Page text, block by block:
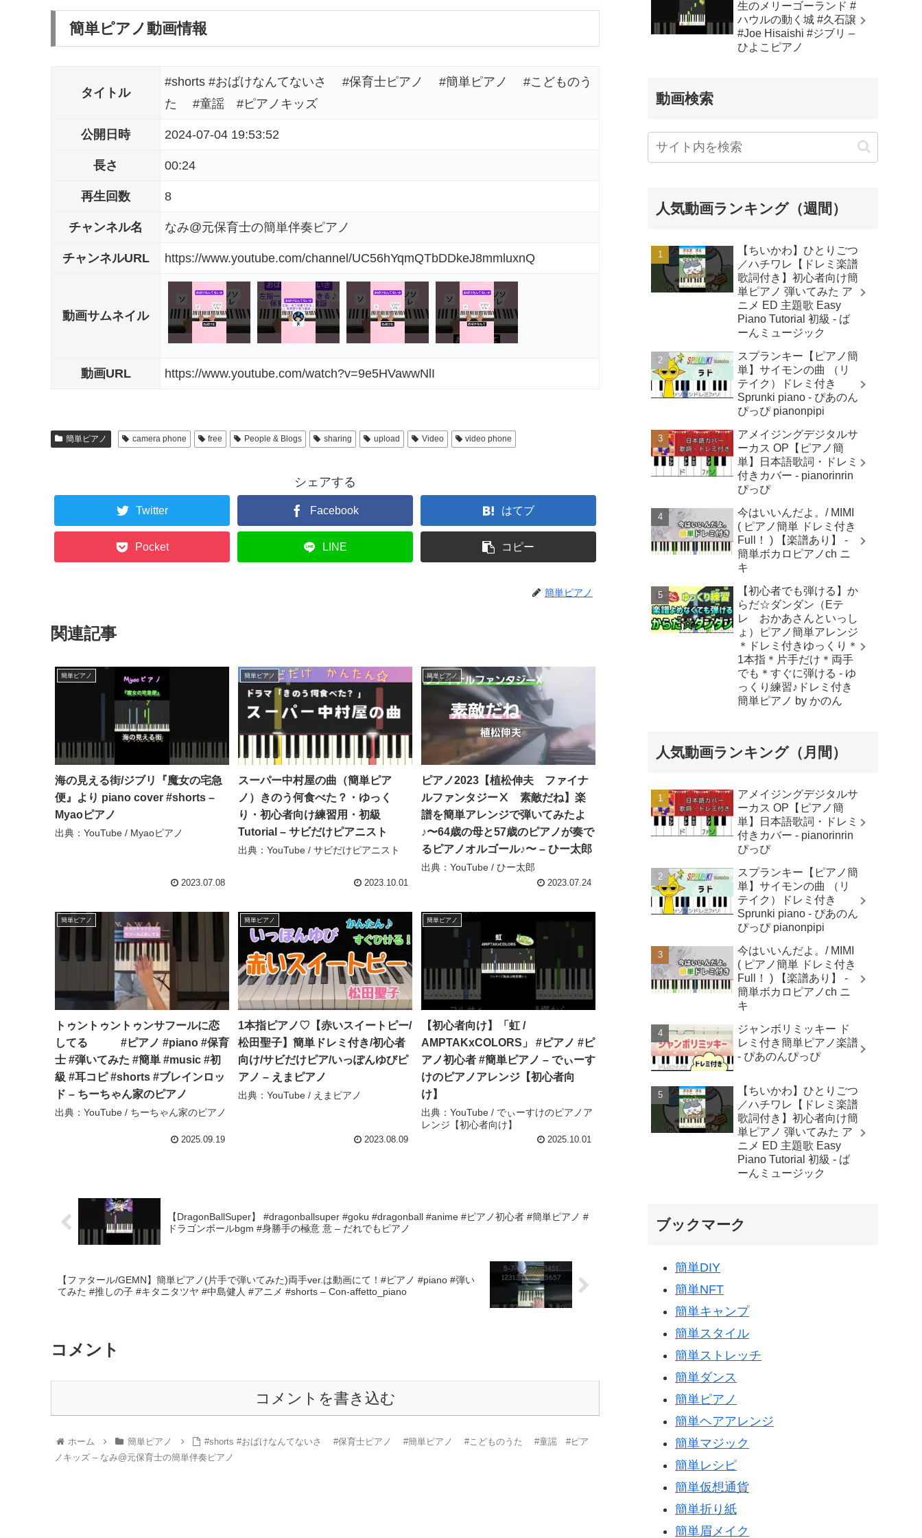
簡単ピアノ動画情報
タイトル
#shorts #おばけなんてないさ #保育士ピアノ #簡単ピアノ #こどものう
た #童謡 #ピアノキッズ
公開日時 2024-07-04 19:53:52
長さ 00:24
再生回数 8
チャンネル名 なみ@元保育士の簡単伴奏ピアノ
チャンネルURL https://www.youtube.com/channel/UC56hYqmQTbDDkeJ8mmluxnQ
動画サムネイル
動画URL https://www.youtube.com/watch?v=9e5HVawwNlI
簡単ピアノ camera phone free People & Blogs sharing upload Video video phone
シェアする
Twitter Facebook はてブ
Pocket LINE コピー
簡単ピアノ
関連記事
簡単ピアノ
海の見える街/ジブリ『魔女の宅急
便』より piano cover #shorts –
Myaoピアノ
出典：YouTube / Myaoピアノ
2023.07.08
簡単ピアノ
スーパー中村屋の曲（簡単ピア
ノ）きのう何食べた？・ゆっく
り・初心者向け練習用・初級
Tutorial – サビだけピアニスト
出典：YouTube / サビだけピアニスト
2023.10.01
簡単ピアノ
ピアノ2023【植松伸夫 ファイナ
ルファンタジーⅩ 素敵だね】楽
譜を簡単アレンジで弾いてみたよ
♪〜64歳の母と57歳のピアノが奏で
るピアノオルゴール♪〜 – ひー太郎
出典：YouTube / ひー太郎
2023.07.24
簡単ピアノ
トゥントゥントゥンサフールに恋
してる #ピアノ #piano #保育
士 #弾いてみた #簡単 #music #初
級 #耳コピ #shorts #ブレインロッ
ド – ちーちゃん家のピアノ
出典：YouTube / ちーちゃん家のピアノ
2025.09.19
簡単ピアノ
1本指ピアノ♡【赤いスイートピー/
松田聖子】簡単ドレミ付き/初心者
向け/サビだけピア/いっぽんゆびピ
アノ – えまピアノ
出典：YouTube / えまピアノ
2023.08.09
簡単ピアノ
【初心者向け】「虹 /
AMPTAKxCOLORS」 #ピアノ #ピ
アノ初心者 #簡単ピアノ – でぃーす
けのピアノアレンジ【初心者向
け】
出典：YouTube / でぃーすけのピアノア
レンジ【初心者向け】
2025.10.01
【DragonBallSuper】 #dragonballsuper #goku #dragonball #anime #ピアノ初心者 #簡単ピアノ #
ドラゴンボールbgm #身勝手の極意 意 – だれでもピアノ
【ファタール/GEMN】簡単ピアノ(片手で弾いてみた)両手ver.は動画にて！#ピアノ #piano #弾い
てみた #推しの子 #キタニタツヤ #中島健人 #アニメ #shorts – Con-affetto_piano
コメント
コメントを書き込む
ホーム 簡単ピアノ
#shorts #おばけなんてないさ #保育士ピアノ #簡単ピアノ #こどものうた #童謡 #ピア
ノキッズ – なみ@元保育士の簡単伴奏ピアノ
生のメリーゴーランド #
ハウルの動く城 #久石譲
#Joe Hisaishi #ジブリ –
ひよこピアノ
動画検索
人気動画ランキング（週間）
【ちいかわ】ひとりごつ
／ハチワレ【ドレミ楽譜
歌詞付き】初心者向け簡
単ピアノ 弾いてみた ア
ニメ ED 主題歌 Easy
Piano Tutorial 初級 - ば
ーんミュージック
スプランキー【ピアノ簡
単】サイモンの曲 （リ
テイク）ドレミ付き
Sprunki piano - ぴあのん
ぴっぴ pianonpipi
アメイジングデジタルサ
ーカス OP【ピアノ簡
単】日本語歌詞・ドレミ
付きカバー - pianorinrin
ぴっぴ
今はいいんだよ。/ MIMI
( ピアノ簡単 ドレミ付き
Full！ ) 【楽譜あり】 -
簡単ボカロピアノch ニ
キ
【初心者でも弾ける】か
らだ☆ダンダン（Eテ
レ おかあさんといっし
ょ）ピアノ簡単アレンジ
＊ドレミ付きゆっくり＊
1本指＊片手だけ＊両手
でも＊すぐに弾ける - ゆ
っくり練習♪ドレミ付き
簡単ピアノ by かのん
人気動画ランキング（月間）
アメイジングデジタルサ
ーカス OP【ピアノ簡
単】日本語歌詞・ドレミ
付きカバー - pianorinrin
ぴっぴ
スプランキー【ピアノ簡
単】サイモンの曲 （リ
テイク）ドレミ付き
Sprunki piano - ぴあのん
ぴっぴ pianonpipi
今はいいんだよ。/ MIMI
( ピアノ簡単 ドレミ付き
Full！ ) 【楽譜あり】 -
簡単ボカロピアノch ニ
キ
ジャンボリミッキー ド
レミ付き簡単ピアノ楽譜
- ぴあのんぴっぴ
【ちいかわ】ひとりごつ
／ハチワレ【ドレミ楽譜
歌詞付き】初心者向け簡
単ピアノ 弾いてみた ア
ニメ ED 主題歌 Easy
Piano Tutorial 初級 - ば
ーんミュージック
ブックマーク
簡単DIY
簡単NFT
簡単キャンプ
簡単スタイル
簡単ストレッチ
簡単ダンス
簡単ピアノ
簡単ヘアアレンジ
簡単マジック
簡単レシピ
簡単仮想通貨
簡単折り紙
簡単眉メイク